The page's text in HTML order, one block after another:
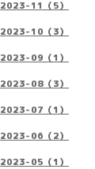
2023-11（5）
2023-10（3）
2023-09（1）
2023-08（3）
2023-07（1）
2023-06（2）
2023-05（1）